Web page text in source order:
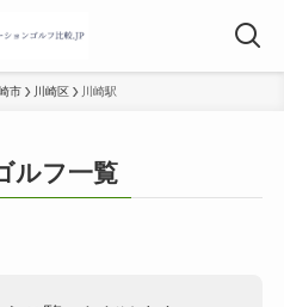
市 川崎区 川崎駅
ルフ一覧